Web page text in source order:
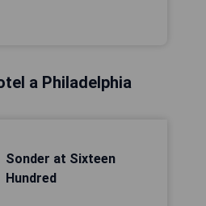
a Philadelphia
Sonder at Sixteen
Hundred